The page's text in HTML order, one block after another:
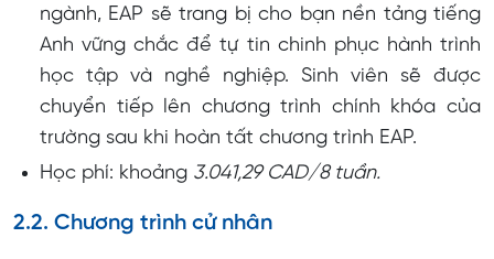
ngành, EAP sẽ trang bị cho bạn nền tảng tiếng
Anh vững chắc để tự tin chinh phục hành trình
học tập và nghề nghiệp. Sinh viên sẽ được
chuyển tiếp lên chương trình chính khóa của
trường sau khi hoàn tất chương trình EAP.
Học phí: khoảng 3.041,29 CAD/8 tuần.
2.2. Chương trình cử nhân